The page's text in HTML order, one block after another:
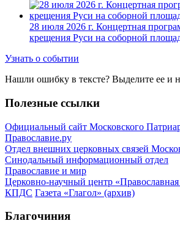
28 июля 2026 г. Концертная
крещения Руси на соборной
Узнать о событии
Нашли ошибку в тексте? Выделите ее и
Полезные ссылки
Официальный сайт Московского
Православие.ру
Отдел внешних церковных связей
Синодальный информационный отдел
Православие и мир
Церковно-научный центр
КПДС Газета «Глагол» (архив)
Благочиния